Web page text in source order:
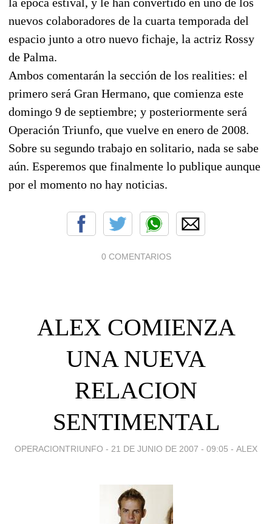
nuevos colaboradores de la cuarta temporada del
espacio junto a otro nuevo fichaje, la actriz Rossy
de Palma.
Ambos comentarán la sección de los realities: el
primero será Gran Hermano, que comienza este
domingo 9 de septiembre; y posteriormente será
Operación Triunfo, que vuelve en enero de 2008.
Sobre su segundo trabajo en solitario, nada se sabe
aún. Esperemos que finalmente lo publique aunque
por el momento no hay noticias.
0 COMENTARIOS
ALEX COMIENZA
UNA NUEVA
RELACION
SENTIMENTAL
OPERACIONTRIUNFO - 21 DE JUNIO DE 2007 - 09:05 - ALEX